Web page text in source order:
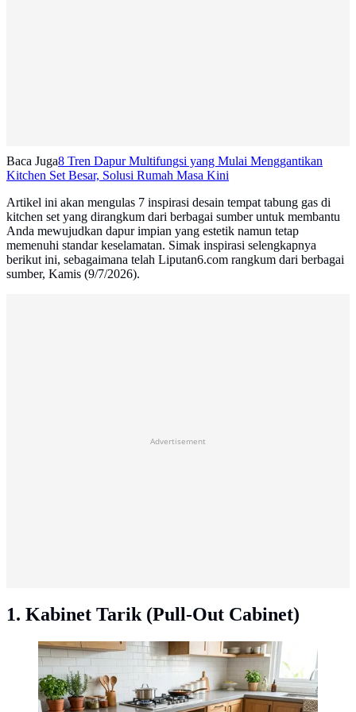
Baca Juga8 Tren Dapur Multifungsi yang Mulai Menggantikan
Kitchen Set Besar, Solusi Rumah Masa Kini
Artikel ini akan mengulas 7 inspirasi desain tempat tabung gas di
kitchen set yang dirangkum dari berbagai sumber untuk membantu
Anda mewujudkan dapur impian yang estetik namun tetap
memenuhi standar keselamatan. Simak inspirasi selengkapnya
berikut ini, sebagaimana telah Liputan6.com rangkum dari berbagai
sumber, Kamis (9/7/2026).
Advertisement
1. Kabinet Tarik (Pull-Out Cabinet)
Ilustrasi Kabinet Tarik (Pull-Out Cabinet). Foto: AI
Generated